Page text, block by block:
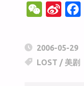
W
h
at
Si
W
ei
2006-05-29
LOST / 美剧